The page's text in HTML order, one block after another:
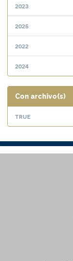
2023
2025
2022
2024
Con archivo(s)
true